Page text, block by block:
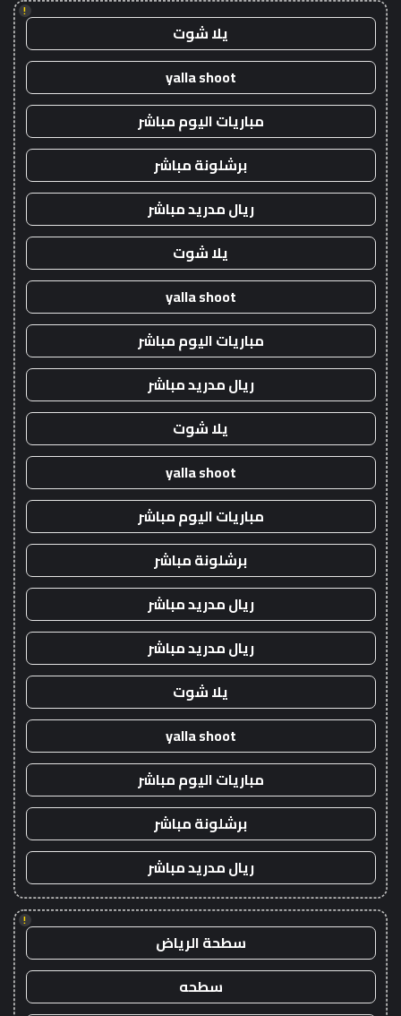
!
يلا شوت
yalla shoot
مباريات اليوم مباشر
برشلونة مباشر
ريال مدريد مباشر
يلا شوت
yalla shoot
مباريات اليوم مباشر
ريال مدريد مباشر
يلا شوت
yalla shoot
مباريات اليوم مباشر
برشلونة مباشر
ريال مدريد مباشر
ريال مدريد مباشر
يلا شوت
yalla shoot
مباريات اليوم مباشر
برشلونة مباشر
ريال مدريد مباشر
!
سطحة الرياض
سطحه